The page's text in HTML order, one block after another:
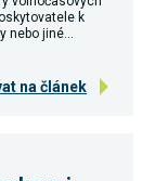
k
nebo jiné…
na článek
obsahů